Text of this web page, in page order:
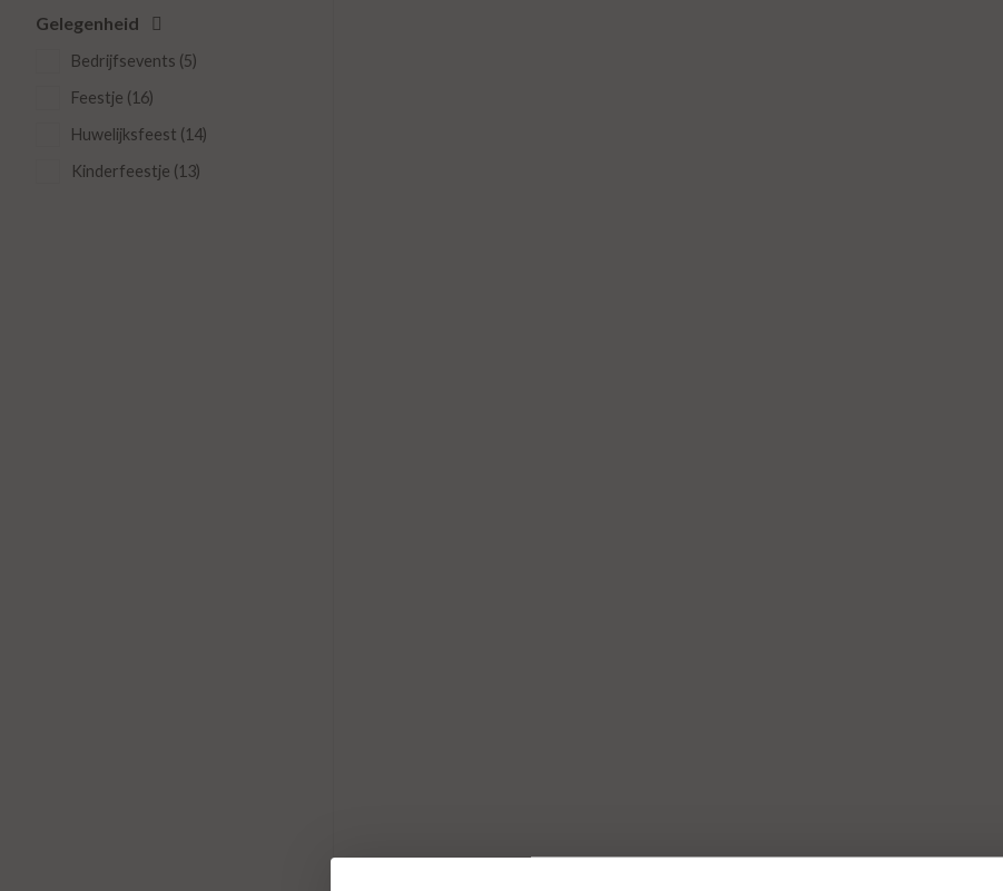
Gelegenheid
Bedrijfsevents (5)
Feestje (16)
Huwelijksfeest (14)
Kinderfeestje (13)